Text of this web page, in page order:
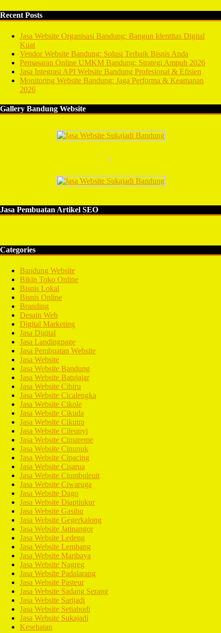
Recent Posts
Jasa Website Organisasi Bandung: Bangun Identitas Digital
Kuat
Vendor Website Bandung: Solusi Terbaik Bisnis Anda
Pemasaran Online UMKM Bandung: Strategi Ampuh 2026
Jasa Integrasi API Website Bandung Profesional & Efisien
Monitoring Website Bandung: Jaga Performa & Keamanan
2026
Gallery Bandung Website
Jasa Pembuatan Artikel SEO
Categories
Bandung Website
Bikin Toko Online
Bisnis Lokal
Bisnis Online
Branding
Desain Web
Digital Marketing
Jasa Digital
Jasa Landingpage
Jasa Pembuatan Website
Jasa Website
Jasa Website Bandung
Jasa Website Batujajar
Jasa Website Cibiru
Jasa Website Cicalengka
Jasa Website Cikole
Jasa Website Cikuda
Jasa Website Cikutra
Jasa Website Cileunyi
Jasa Website Cimareme
Jasa Website Cinunuk
Jasa Website Cipacing
Jasa Website Cisarua
Jasa Website Ciumbuleuit
Jasa Website Ciwaruga
Jasa Website Dago
Jasa Website Diaptiukur
Jasa Website Gasibu
Jasa Website Gegerkalong
Jasa Website Jatinangor
Jasa Website Ledeng
Jasa Website Lembang
Jasa Website Maribaya
Jasa Website Nagreg
Jasa Website Padalarang
Jasa Website Pasteur
Jasa Website Sadang Serang
Jasa Website Sarijadi
Jasa Website Setiabudi
Jasa Website Sukajadi
Kesehatan